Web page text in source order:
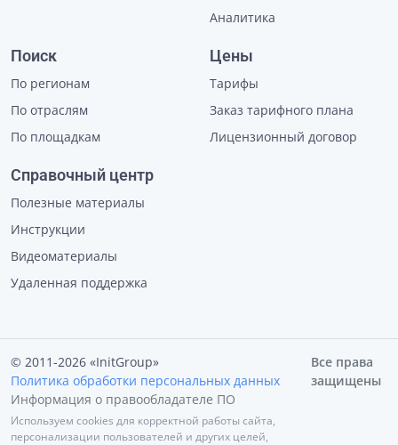
Аналитика
Поиск
По регионам
По отраслям
По площадкам
Цены
Тарифы
Заказ тарифного плана
Лицензионный договор
Справочный центр
Полезные материалы
Инструкции
Видеоматериалы
Удаленная поддержка
© 2011-2026 «InitGroup»
Политика обработки персональных данных
Информация о правообладателе ПО
Используем cookies для корректной работы сайта,
персонализации пользователей и других целей,
Все права
защищены